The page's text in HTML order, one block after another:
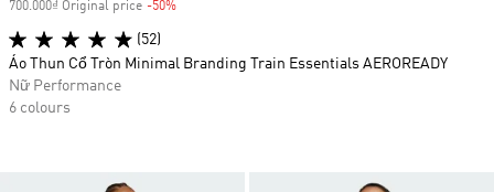
700.000₫ Original price -50%
(52)
Áo Thun Cổ Tròn Minimal Branding Train Essentials AEROREADY
Nữ Performance
6 colours